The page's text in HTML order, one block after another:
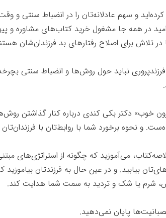
و سهم عادلانه‌تان را در انضباط سنتی و
در همه جا مشغول خرید کتاب‌های مشاوره و
در تلاش برای اصلاح رفتارهای بد فرزندان‌شان
فرزندپروری نباید حول روش‌ها و انضباط سنتی
خوب» دکتر بکی کندی درباره کنار گذاشتن
و نحوه برخورد شما با روابط‌تان با
می‌آموزید که چگونه از استراتژی‌های
بیابید. و در عین حال به فرزندتان
شرم یا شک و تردید به سمت شما هدایت کند.
پایان نمی‌دهید.